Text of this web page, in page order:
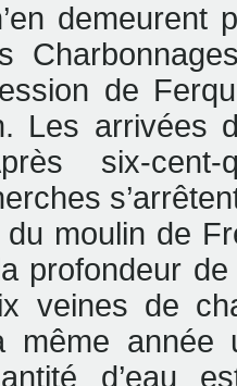
demeurent
de
Les arrivées
six-
moulin de
profondeur
veines de
même année
d’eau